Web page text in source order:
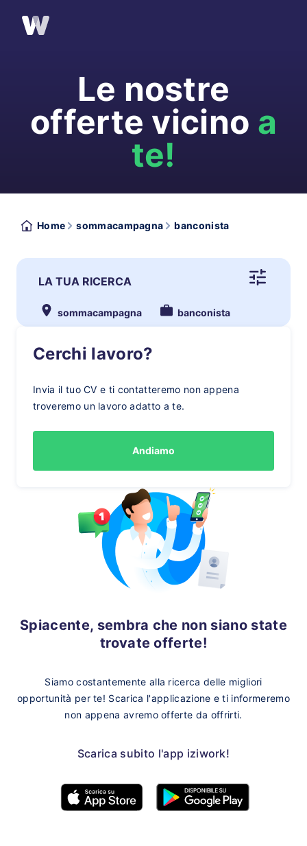
Le nostre
offerte vicino a
te!
Home sommacampagna banconista
LA TUA RICERCA
sommacampagna banconista
Cerchi lavoro?
Invia il tuo CV e ti contatteremo non appena
troveremo un lavoro adatto a te.
Andiamo
Spiacente, sembra che non siano state
trovate offerte!
Siamo costantemente alla ricerca delle migliori
opportunità per te! Scarica l'applicazione e ti informeremo
non appena avremo offerte da offrirti.
Scarica subito l'app iziwork!